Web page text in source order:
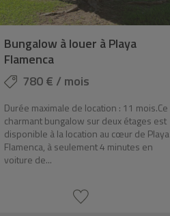
Bungalow à louer à Playa
Flamenca
780 € / mois
Durée maximale de location : 11 mois.Ce
charmant bungalow sur deux étages est
disponible à la location au cœur de Playa
Flamenca, à seulement 4 minutes en
voiture de...